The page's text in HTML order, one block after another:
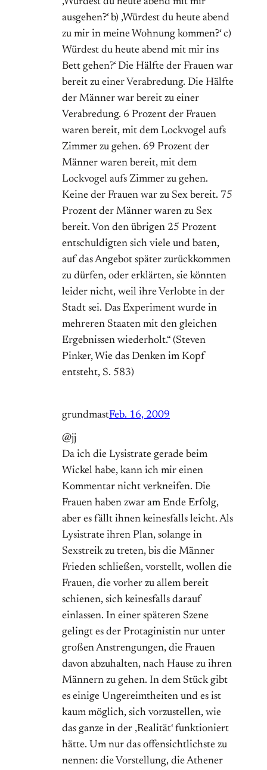
ausgehen?‘ b) ‚Würdest du heute abend
zu mir in meine Wohnung kommen?‘ c)
Würdest du heute abend mit mir ins
Bett gehen?‘ Die Hälfte der Frauen war
bereit zu einer Verabredung. Die Hälfte
der Männer war bereit zu einer
Verabredung. 6 Prozent der Frauen
waren bereit, mit dem Lockvogel aufs
Zimmer zu gehen. 69 Prozent der
Männer waren bereit, mit dem
Lockvogel aufs Zimmer zu gehen.
Keine der Frauen war zu Sex bereit. 75
Prozent der Männer waren zu Sex
bereit. Von den übrigen 25 Prozent
entschuldigten sich viele und baten,
auf das Angebot später zurückkommen
zu dürfen, oder erklärten, sie könnten
leider nicht, weil ihre Verlobte in der
Stadt sei. Das Experiment wurde in
mehreren Staaten mit den gleichen
Ergebnissen wiederholt.“ (Steven
Pinker, Wie das Denken im Kopf
entsteht, S. 583)
grundmastFeb. 16, 2009
@jj
Da ich die Lysistrate gerade beim
Wickel habe, kann ich mir einen
Kommentar nicht verkneifen. Die
Frauen haben zwar am Ende Erfolg,
aber es fällt ihnen keinesfalls leicht. Als
Lysistrate ihren Plan, solange in
Sexstreik zu treten, bis die Männer
Frieden schließen, vorstellt, wollen die
Frauen, die vorher zu allem bereit
schienen, sich keinesfalls darauf
einlassen. In einer späteren Szene
gelingt es der Protaginistin nur unter
großen Anstrengungen, die Frauen
davon abzuhalten, nach Hause zu ihren
Männern zu gehen. In dem Stück gibt
es einige Ungereimtheiten und es ist
kaum möglich, sich vorzustellen, wie
das ganze in der ‚Realität‘ funktioniert
hätte. Um nur das offensichtlichste zu
nennen: die Vorstellung, die Athener